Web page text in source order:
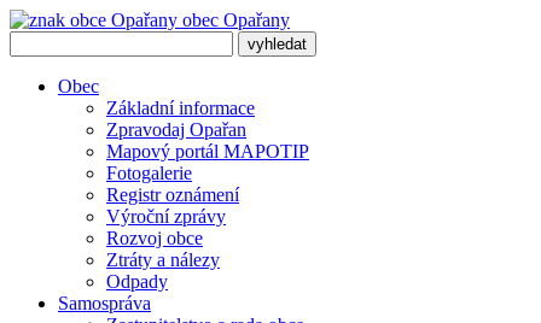
obec Opařany
Obec
Základní informace
Zpravodaj Opařan
Mapový portál MAPOTIP
Fotogalerie
Registr oznámení
Výroční zprávy
Rozvoj obce
Ztráty a nálezy
Odpady
Samospráva